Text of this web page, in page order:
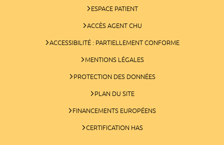
ESPACE PATIENT
ACCÈS AGENT CHU
ACCESSIBILITÉ : PARTIELLEMENT CONFORME
MENTIONS LÉGALES
PROTECTION DES DONNÉES
PLAN DU SITE
FINANCEMENTS EUROPÉENS
CERTIFICATION HAS